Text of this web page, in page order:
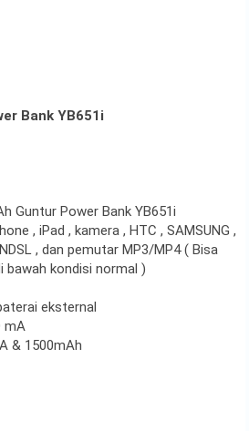
Bank YB651i
Guntur Power Bank YB651i
, iPad , kamera , HTC , SAMSUNG ,
, dan pemutar MP3/MP4 ( Bisa
bawah kondisi normal )
eksternal
mA
& 1500mAh